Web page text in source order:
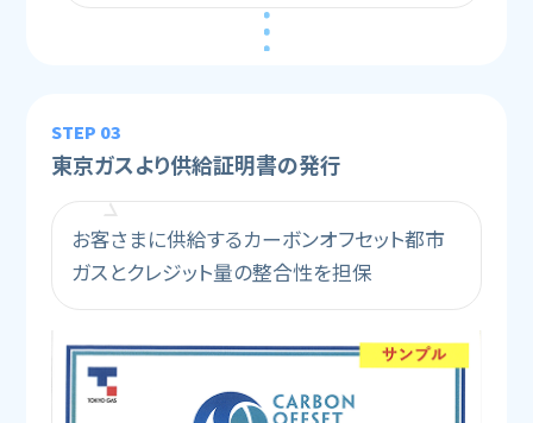
STEP 03
東京ガスより供給証明書の発行
お客さまに供給するカーボンオフセット都市
ガスとクレジット量の整合性を担保